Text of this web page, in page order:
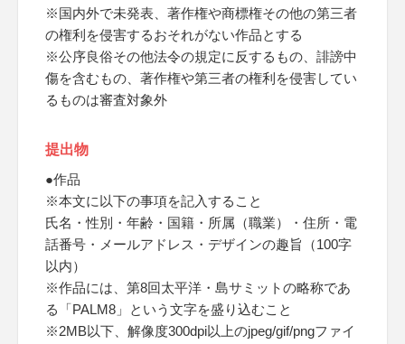
※国内外で未発表、著作権や商標権その他の第三者
の権利を侵害するおそれがない作品とする
※公序良俗その他法令の規定に反するもの、誹謗中
傷を含むもの、著作権や第三者の権利を侵害してい
るものは審査対象外
提出物
●作品
※本文に以下の事項を記入すること
氏名・性別・年齢・国籍・所属（職業）・住所・電
話番号・メールアドレス・デザインの趣旨（100字
以内）
※作品には、第8回太平洋・島サミットの略称であ
る「PALM8」という文字を盛り込むこと
※2MB以下、解像度300dpi以上のjpeg/gif/pngファイ